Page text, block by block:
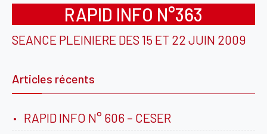
RAPID INFO N°363
SEANCE PLEINIERE DES 15 ET 22 JUIN 2009
Articles récents
RAPID INFO N° 606 – CESER